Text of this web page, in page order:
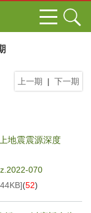
上一期 | 下一期
地震震源深度
070
](52)